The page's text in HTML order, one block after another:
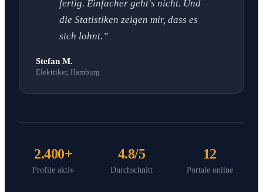
fertig. Einfacher geht's nicht. Und
die Statistiken zeigen mir, dass es
sich lohnt.”
Stefan M.
Elektriker, Hamburg
2.400+
Profile aktiv
4.8/5
Durchschnitt
12
Portale online